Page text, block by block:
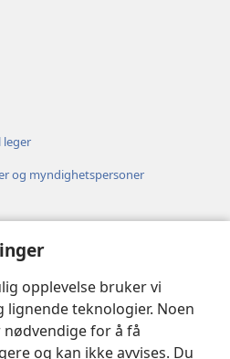
opplevelse bruker vi
teknologier. Noen
for å få
og kan ikke avvises. Du
leger
og myndighetspersoner